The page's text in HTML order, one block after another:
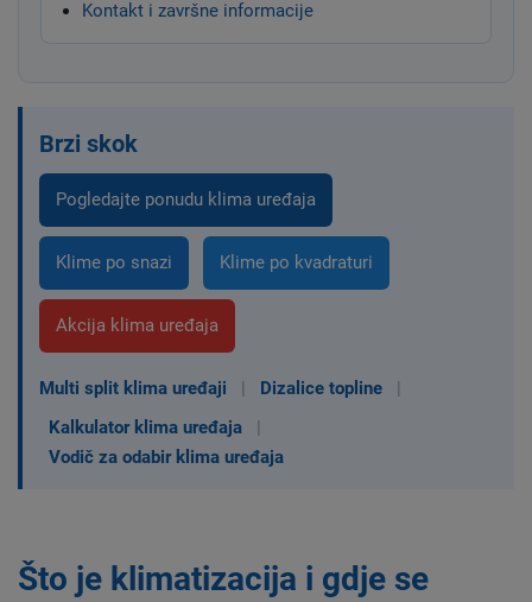
Kontakt i završne informacije
Brzi skok
Pogledajte ponudu klima uređaja
Klime po snazi Klime po kvadraturi
Akcija klima uređaja
Multi split klima uređaji | Dizalice topline
|
Kalkulator klima uređaja
|
Vodič za odabir klima uređaja
Što je klimatizacija i gdje se